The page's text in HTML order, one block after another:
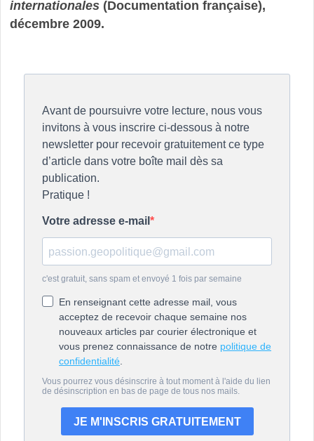
internationales(Documentation française),
décembre 2009.